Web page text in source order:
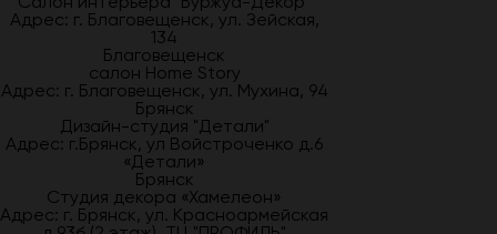
Адрес: г. Благовещенск, ул. Зейская,
134
Благовещенск
салон Home Story
Адрес: г. Благовещенск, ул. Мухина, 94
Брянск
Дизайн-студия "Детали"
Адрес: г.Брянск, ул Войстроченко д.6
«Детали»
Брянск
Студия декора «Хамелеон»
Адрес: г. Брянск, ул. Красноармейская